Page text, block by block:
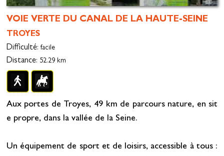
VOIE VERTE DU CANAL DE LA HAUTE-SEINE
TROYES
Difficulté: facile
Distance: 52.29 km
Aux portes de Troyes, 49 km de parcours nature, en sit
e propre, dans la vallée de la Seine.
Un équipement de sport et de loisirs, accessible à tous :